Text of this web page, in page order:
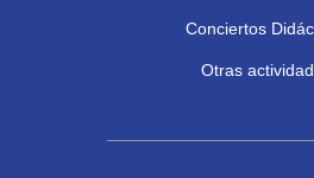
Conciertos
Otras